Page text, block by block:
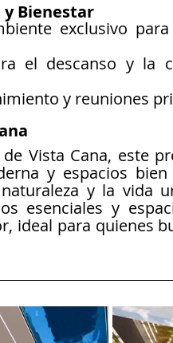
y Bienestar
exclusivo
el descanso y la
y reuniones
Vista Cana, este
y espacios
y la vida
esenciales y
ideal para quienes